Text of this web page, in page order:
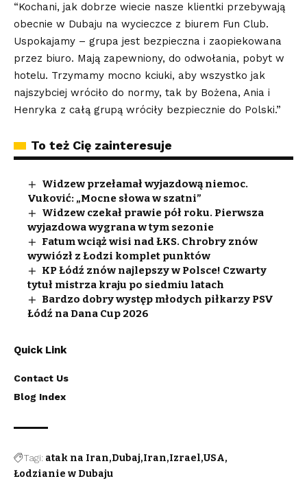
“Kochani, jak dobrze wiecie nasze klientki przebywają
obecnie w Dubaju na wycieczce z biurem Fun Club.
Uspokajamy – grupa jest bezpieczna i zaopiekowana
przez biuro. Mają zapewniony, do odwołania, pobyt w
hotelu. Trzymamy mocno kciuki, aby wszystko jak
najszybciej wróciło do normy, tak by Bożena, Ania i
Henryka z całą grupą wróciły bezpiecznie do Polski.”
To też Cię zainteresuje
Widzew przełamał wyjazdową niemoc.
Vuković: „Mocne słowa w szatni”
Widzew czekał prawie pół roku. Pierwsza
wyjazdowa wygrana w tym sezonie
Fatum wciąż wisi nad ŁKS. Chrobry znów
wywiózł z Łodzi komplet punktów
KP Łódź znów najlepszy w Polsce! Czwarty
tytuł mistrza kraju po siedmiu latach
Bardzo dobry występ młodych piłkarzy PSV
Łódź na Dana Cup 2026
Quick Link
Contact Us
Blog Index
Tagi: atak na Iran Dubaj Iran Izrael USA
Łodzianie w Dubaju